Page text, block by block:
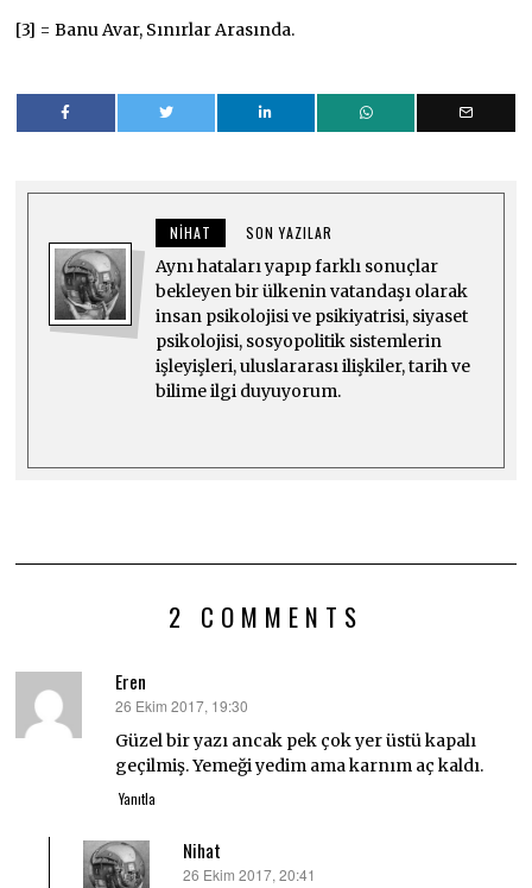
[3] = Banu Avar, Sınırlar Arasında.
NIHAT SON YAZILAR
Aynı hataları yapıp farklı sonuçlar
bekleyen bir ülkenin vatandaşı olarak
insan psikolojisi ve psikiyatrisi, siyaset
psikolojisi, sosyopolitik sistemlerin
işleyişleri, uluslararası ilişkiler, tarih ve
bilime ilgi duyuyorum.
2 COMMENTS
Eren
dedi
ki:
26 Ekim 2017, 19:30
Güzel bir yazı ancak pek çok yer üstü kapalı
geçilmiş. Yemeği yedim ama karnım aç kaldı.
Yanıtla
Nihat
dedi
26 Ekim 2017, 20:41